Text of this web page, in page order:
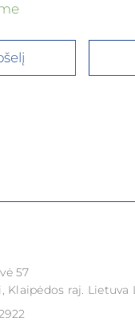
57
Klaipėdos raj. Lietuva